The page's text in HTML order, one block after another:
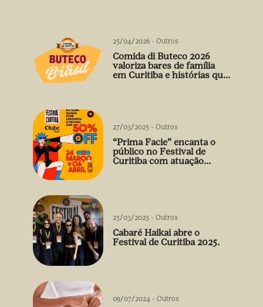
25/04/2026 - Outros
Comida di Buteco 2026
valoriza bares de família
em Curitiba e histórias que
27/03/2025 - Outros
“Prima Facie” encanta o
público no Festival de
Curitiba com atuação
25/03/2025 - Outros
Cabaré Haikai abre o
Festival de Curitiba 2025.
09/07/2024 - Outros